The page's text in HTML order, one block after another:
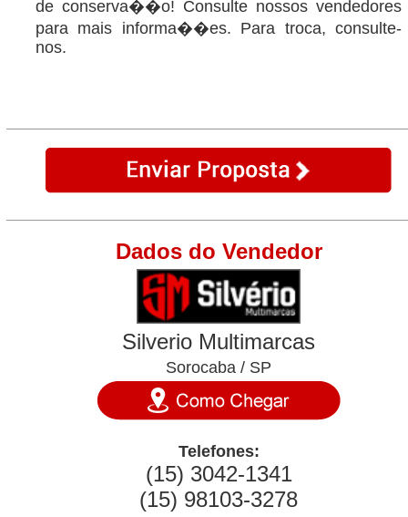
de conserva��o! Consulte nossos vendedores
para mais informa��es. Para troca, consulte-
nos.
Dados do Vendedor
Silverio Multimarcas
Sorocaba / SP
Telefones:
(15) 3042-1341
(15) 98103-3278